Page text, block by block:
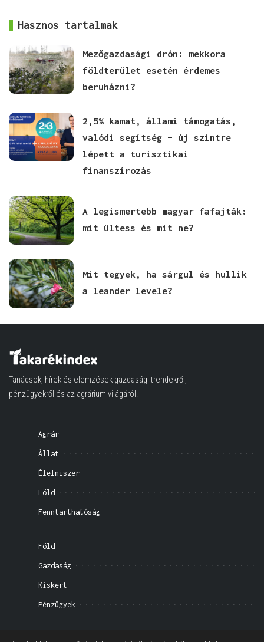
Hasznos tartalmak
Mezőgazdasági drón: mekkora
földterület esetén érdemes
beruházni?
2,5% kamat, állami támogatás,
valódi segítség – új szintre
lépett a turisztikai
finanszírozás
A legismertebb magyar fafajták:
mit ültess és mit ne?
Mit tegyek, ha sárgul és hullik
a leander levele?
Tanácsok, hírek és elemzések gazdasági trendekről,
pénzügyekről és az agrárium világáról.
Agrár
Állat
Élelmiszer
Föld
Fenntarthatóság
Föld
Gazdaság
Kiskert
Pénzügyek